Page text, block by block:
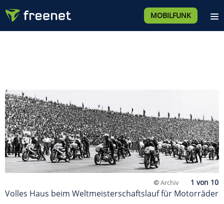
MOBILFUNK
©Archiv
Volles Haus beim Weltmeisterschaftslauf für Motorräder